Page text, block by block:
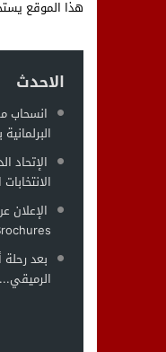
هذا الموقع
الاحدث
انسحاب
الإتحاد
الإعلان
بعد
الرميقي...